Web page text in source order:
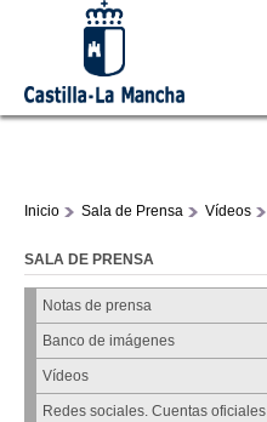
Inicio Sala de Prensa Vídeos
SALA DE PRENSA
Notas de prensa
Banco de imágenes
Vídeos
Redes sociales. Cuentas oficiales